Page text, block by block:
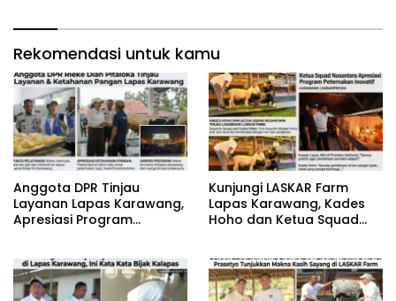
Rekomendasi untuk kamu
Anggota DPR Tinjau
Layanan Lapas Karawang,
Apresiasi Program
‎Kunjungi LASKAR Farm
Lapas Karawang, Kades
Hoho dan Ketua Squad
Inovatif